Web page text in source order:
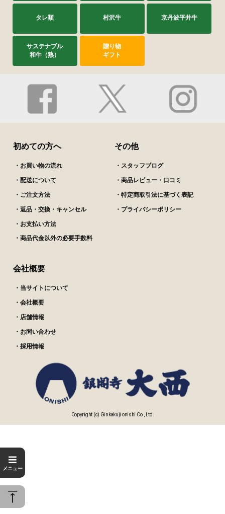
メニュー
タレ類 村沢牛 京丹波平井牛
サステナブル
和牛（熟）
贈り物
ギフト
初めての方へ
・お買い物の流れ
・配送について
・ご注文方法
・返品・交換・キャンセル
・お支払い方法
・商品代金以外の必要手数料
その他
・スタッフブログ
・商品レビュー・口コミ
・特定商取引法に基づく表記
・プライバシーポリシー
会社概要
・当サイトについて
・会社概要
・店舗情報
・お問い合わせ
・採用情報
Copyright (c) Ginkakuji onishi Co., Ltd.